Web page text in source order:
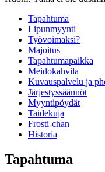
Tapahtuma
Lipunmyynti
Työvoimaksi?
Majoitus
Tapahtumapaikka
Meidokahvila
Kuvauspalvelu ja
Järjestyssäännöt
Myyntipöydät
Taidekuja
Frosti-chan
Historia
Tapahtuma